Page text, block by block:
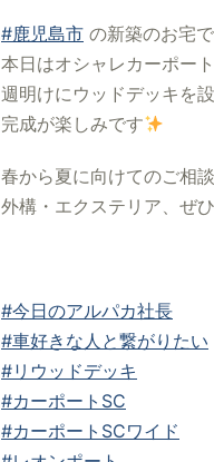
#鹿児島市 の新築のお宅
本日はオシャレカーポー
週明けにウッドデッキを
完成が楽しみです
春から夏に向けてのご相
外構・エクステリア、ぜ
#今日のアルパカ社長
#車好きな人と繋がりたい
#リウッドデッキ
#カーポートSC
#カーポートSCワイド